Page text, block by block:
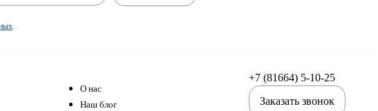
.
О нас
Наш блог
+7 (81664) 5-10-25
Заказать звонок